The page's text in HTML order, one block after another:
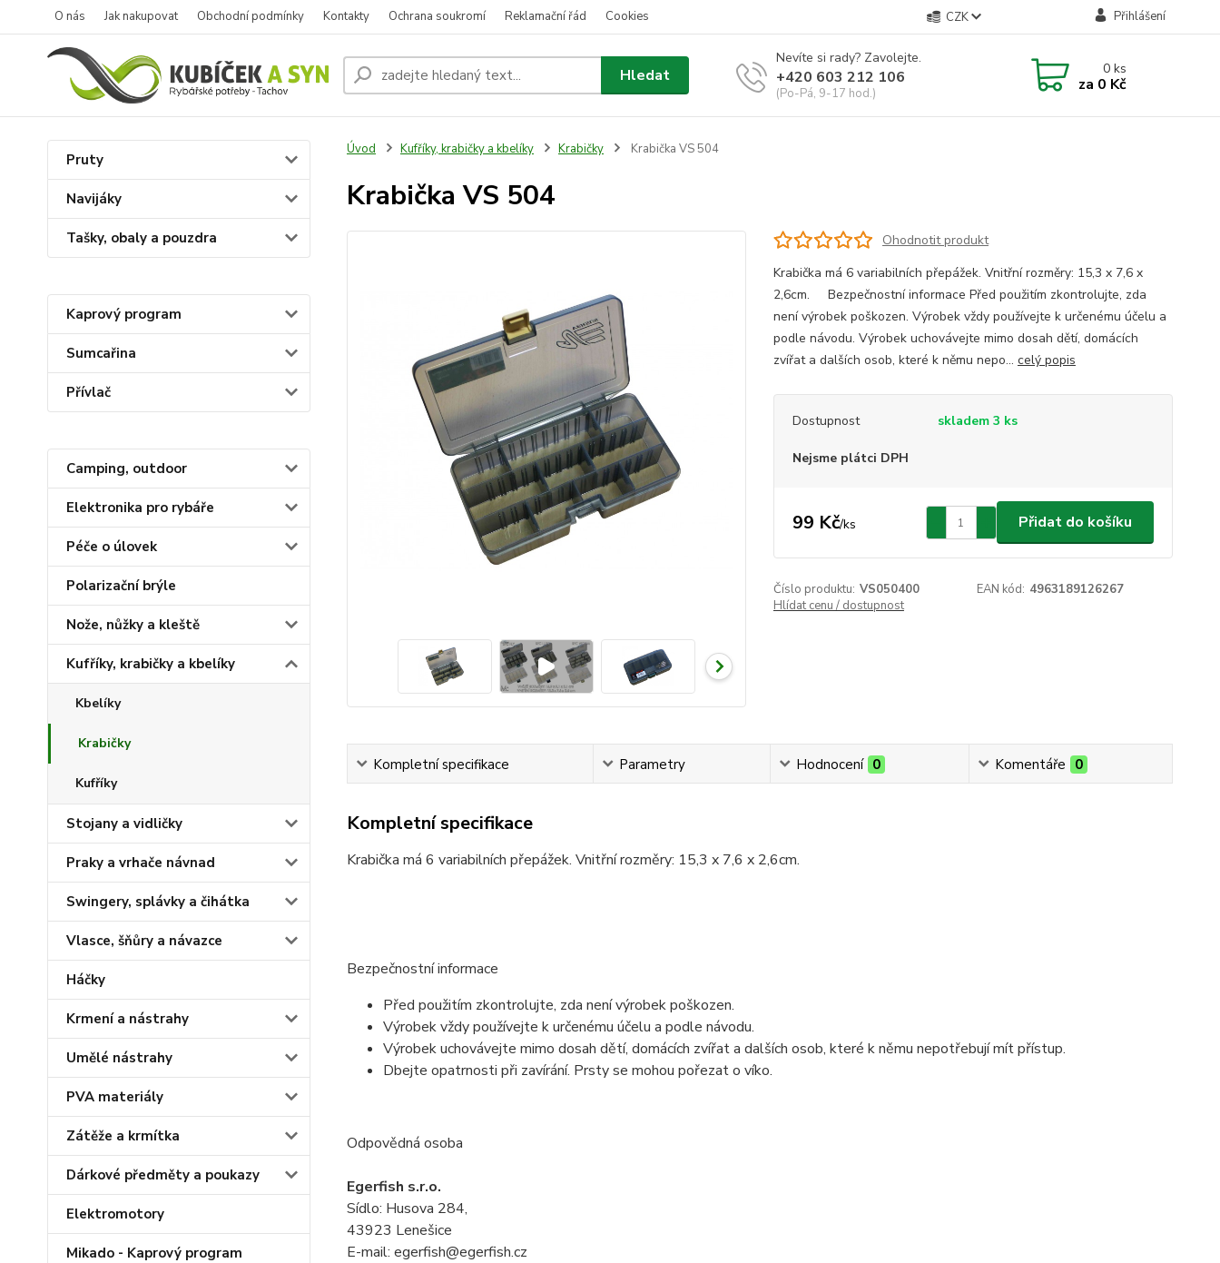
O nás Jak nakupovat Obchodní podmínky Kontakty Ochrana soukromí Reklamační řád Cookies CZK Přihlášení
Hledat
Nevíte si rady? Zavolejte.
+420 603 212 106
(Po-Pá, 9-17 hod.)
0ks
za 0 Kč
Pruty
Navijáky
Tašky, obaly a pouzdra
Kaprový program
Sumcařina
Přívlač
Camping, outdoor
Elektronika pro rybáře
Péče o úlovek
Polarizační brýle
Nože, nůžky a kleště
Kufříky, krabičky a kbelíky
Kbelíky
Krabičky
Kufříky
Stojany a vidličky
Praky a vrhače návnad
Swingery, splávky a čihátka
Vlasce, šňůry a návazce
Háčky
Krmení a nástrahy
Umělé nástrahy
PVA materiály
Zátěže a krmítka
Dárkové předměty a poukazy
Elektromotory
Mikado - Kaprový program
Úvod Kufříky, krabičky a kbelíky Krabičky Krabička VS 504
Krabička VS 504
Ohodnotit produkt
Krabička má 6 variabilních přepážek. Vnitřní rozměry: 15,3 x 7,6 x
2,6cm. Bezpečnostní informace Před použitím zkontrolujte, zda
není výrobek poškozen. Výrobek vždy používejte k určenému účelu a
podle návodu. Výrobek uchovávejte mimo dosah dětí, domácích
zvířat a dalších osob, které k němu nepo... celý popis
Dostupnost skladem 3 ks
Nejsme plátci DPH
99 Kč/ks Přidat do košíku
Číslo produktu: VS050400 EAN kód: 4963189126267
Hlídat cenu / dostupnost
Kompletní specifikace Parametry Hodnocení 0 Komentáře 0
Kompletní specifikace
Krabička má 6 variabilních přepážek. Vnitřní rozměry: 15,3 x 7,6 x 2,6cm.
Bezpečnostní informace
Před použitím zkontrolujte, zda není výrobek poškozen.
Výrobek vždy používejte k určenému účelu a podle návodu.
Výrobek uchovávejte mimo dosah dětí, domácích zvířat a dalších osob, které k němu nepotřebují mít přístup.
Dbejte opatrnosti při zavírání. Prsty se mohou pořezat o víko.
Odpovědná osoba
Egerfish s.r.o.
Sídlo: Husova 284,
43923 Lenešice
E-mail: egerfish@egerfish.cz